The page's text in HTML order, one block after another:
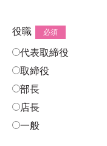
役職 必須
代表取締役
取締役
部長
店長
一般